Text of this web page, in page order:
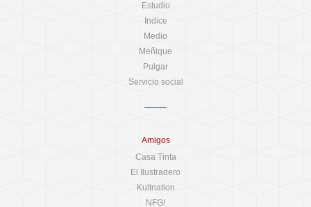
Estudio
Indice
Medio
Meñique
Pulgar
Servicio social
Amigos
Casa Tinta
El Ilustradero
Kultnation
NFG!